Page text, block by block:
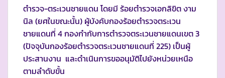
ตำรวจ-ตระเวนชายแดน โดยมี ร้อยตำรวจเอกลิขิต งาม
นิล (ยศในขณะนั้น) ผู้บังคับกองร้อยตำรวจตระเวน
ชายแดนที่ 4 กองกำกับการตำรวจตระเวนชายแดนเขต 3
(ปัจจุบันกองร้อยตำรวจตระเวนชายแดนที่ 225) เป็นผู้
ประสานงาน และดำเนินการขออนุมัติไปยังหน่วยเหนือ
ตามลำดับขั้น